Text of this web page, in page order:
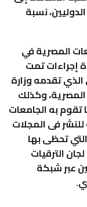
نسبة
المصرية في
إجراءات تمت
الذي تقدمه وزارة
المصرية، وكذلك
تقوم به الجامعات
للنشر فى المجلات
تحظى بها
الترقيات
عبر شبكة